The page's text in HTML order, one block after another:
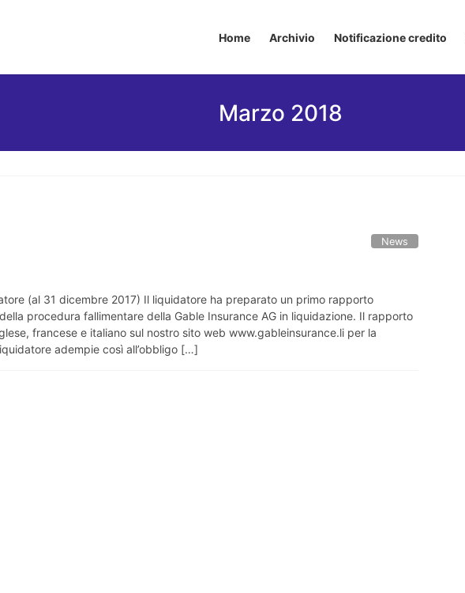
Home Archivio Notificazione credito
Marzo 2018
News
(al 31 dicembre 2017) Il liquidatore ha preparato un primo rapporto
procedura fallimentare della Gable Insurance AG in liquidazione. Il rapporto
francese e italiano sul nostro sito web www.gableinsurance.li per la
adempie così all’obbligo […]